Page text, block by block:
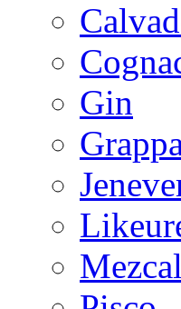
Gin
Mezcal